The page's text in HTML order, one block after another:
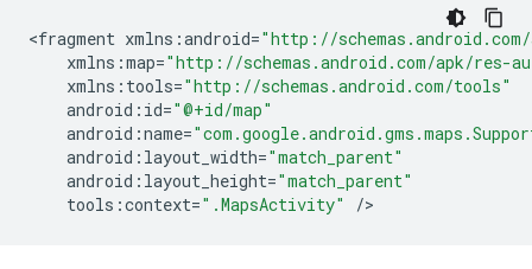
<fragment xmlns :android="http://
xmlns :map="http://schemas.android.com/apk/res-
xmlns : tools="http://schemas.android.com/tools"
android : id="@+id/map"
android :name=
android : layout_width="match_parent"
android : layout_height="match_parent"
tools :context=".MapsActivity" /